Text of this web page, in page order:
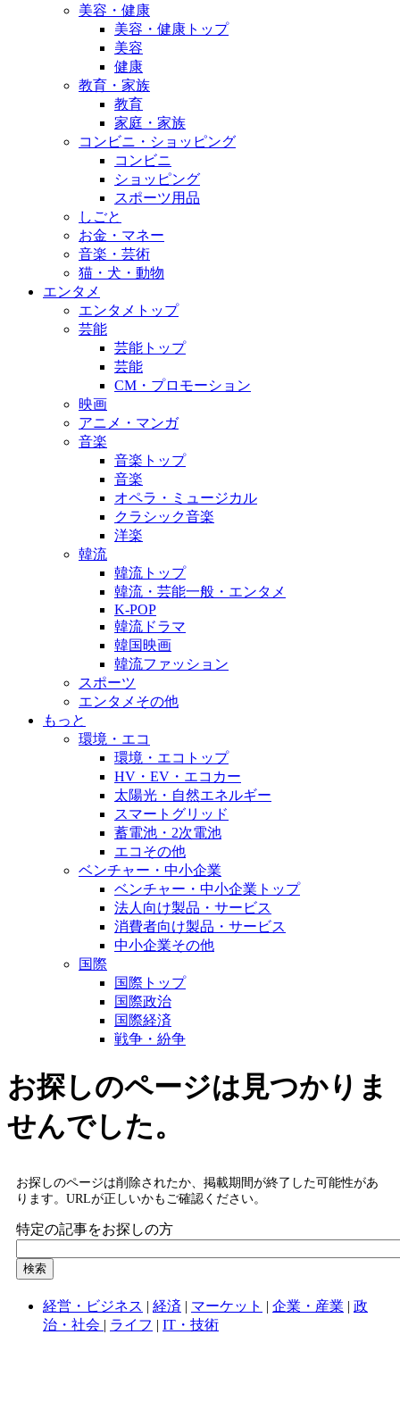
美容・健康
美容・健康トップ
美容
健康
教育・家族
教育
家庭・家族
コンビニ・ショッピング
コンビニ
ショッピング
スポーツ用品
しごと
お金・マネー
音楽・芸術
猫・犬・動物
エンタメ
エンタメトップ
芸能
芸能トップ
芸能
CM・プロモーション
映画
アニメ・マンガ
音楽
音楽トップ
音楽
オペラ・ミュージカル
クラシック音楽
洋楽
韓流
韓流トップ
韓流・芸能一般・エンタメ
K-POP
韓流ドラマ
韓国映画
韓流ファッション
スポーツ
エンタメその他
もっと
環境・エコ
環境・エコトップ
HV・EV・エコカー
太陽光・自然エネルギー
スマートグリッド
蓄電池・2次電池
エコその他
ベンチャー・中小企業
ベンチャー・中小企業トップ
法人向け製品・サービス
消費者向け製品・サービス
中小企業その他
国際
国際トップ
国際政治
国際経済
戦争・紛争
お探しのページは見つかりま
せんでした。
お探しのページは削除されたか、掲載期間が終了した可能性があ
ります。URLが正しいかもご確認ください。
特定の記事をお探しの方
経営・ビジネス | 経済 | マーケット | 企業・産業 | 政
治・社会 | ライフ | IT・技術